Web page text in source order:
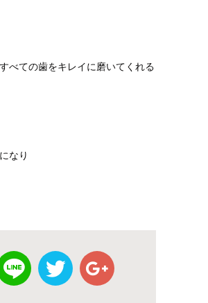
べての歯をキレイに磨いてくれる
なり